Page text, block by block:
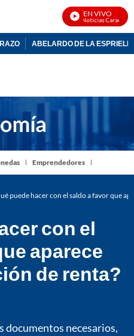
EN VIVO
Noticias Caracol En
ABELARDO DE LA
Emprendedores
puede hacer con el saldo a favor que
con el
aparece
de renta?
documentos necesarios,